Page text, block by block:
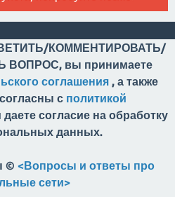
КОММЕНТИРОВАТЬ/
вы принимаете
соглашения, а также
с политикой
даете согласие на обработку
данных.
© <Вопросы и ответы про
сети>